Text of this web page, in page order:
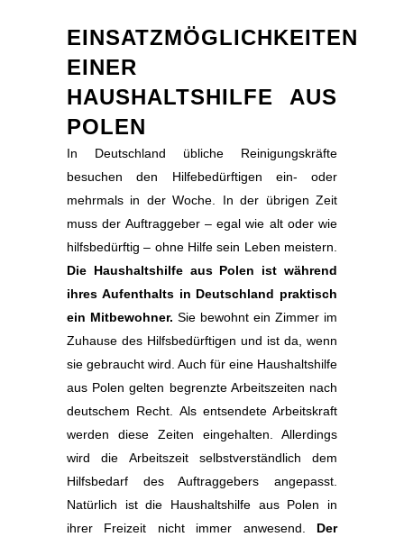
EINSATZMÖGLICHKEITEN
EINER
HAUSHALTSHILFE AUS
POLEN
In Deutschland übliche Reinigungskräfte
besuchen den Hilfebedürftigen ein- oder
mehrmals in der Woche. In der übrigen Zeit
muss der Auftraggeber – egal wie alt oder wie
hilfsbedürftig – ohne Hilfe sein Leben meistern.
Die Haushaltshilfe aus Polen ist während
ihres Aufenthalts in Deutschland praktisch
ein Mitbewohner. Sie bewohnt ein Zimmer im
Zuhause des Hilfsbedürftigen und ist da, wenn
sie gebraucht wird. Auch für eine Haushaltshilfe
aus Polen gelten begrenzte Arbeitszeiten nach
deutschem Recht. Als entsendete Arbeitskraft
werden diese Zeiten eingehalten. Allerdings
wird die Arbeitszeit selbstverständlich dem
Hilfsbedarf des Auftraggebers angepasst.
Natürlich ist die Haushaltshilfe aus Polen in
ihrer Freizeit nicht immer anwesend. Der